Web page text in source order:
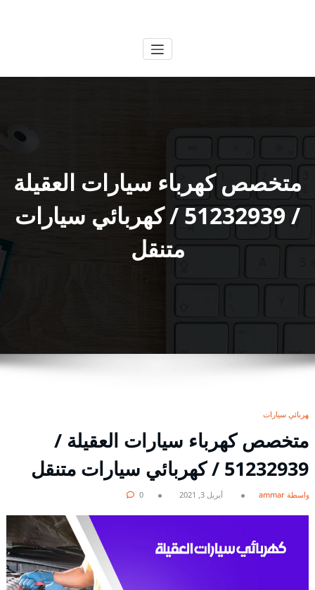
متخصص كهرباء سيارات العقيلة
/ 51232939‬ / كهربائي سيارات
متنقل
كهربائي سيارات
متخصص كهرباء سيارات العقيلة /
51232939‬ / كهربائي سيارات متنقل
بواسطة ammar أبريل 3, 2021 0